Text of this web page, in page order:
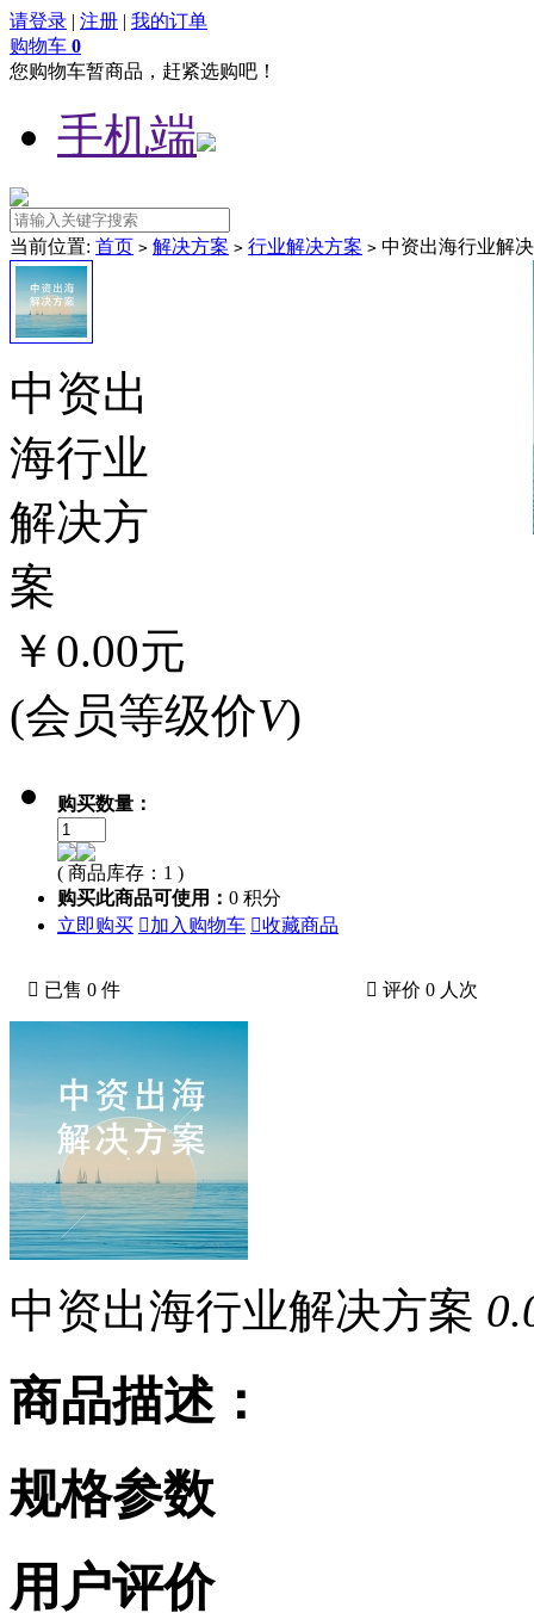
请登录 | 注册 | 我的订单
购物车 0
您购物车暂商品，赶紧选购吧！
手机端
当前位置: 首页 > 解决方案 > 行业解决方案 > 中资出海行业解
中资出
海行业
解决方
案
￥0.00元
(会员等级价V)
购买数量：
( 商品库存：1 )
购买此商品可使用： 0 积分
立即购买 加入购物车 收藏商品
 已售 0 件  评价 0 人次
中资出海行业解决方案
商品描述：
规格参数
用户评价